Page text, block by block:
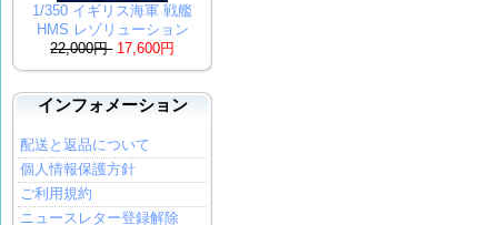
1/350 イギリス海軍 戦艦
HMS レゾリューション
22,000円 17,600円
インフォメーション
配送と返品について
個人情報保護方針
ご利用規約
ニュースレター登録解除